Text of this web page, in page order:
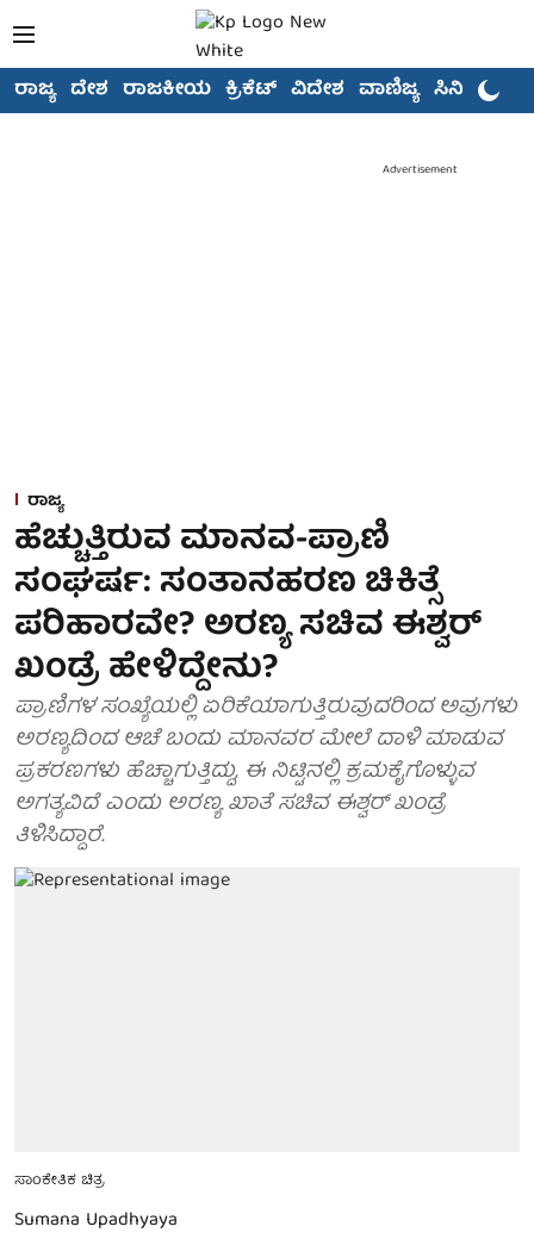
ರಾಜ್ಯ ದೇಶ ರಾಜಕೀಯ ಕ್ರಿಕೆಟ್ ವಿದೇಶ ವಾಣಿಜ್ಯ ಸಿನಿಮಾ
Advertisement
ರಾಜ್ಯ
ಹೆಚ್ಚುತ್ತಿರುವ ಮಾನವ-ಪ್ರಾಣಿ
ಸಂಘರ್ಷ: ಸಂತಾನಹರಣ ಚಿಕಿತ್ಸೆ
ಪರಿಹಾರವೇ? ಅರಣ್ಯ ಸಚಿವ ಈಶ್ವರ್
ಖಂಡ್ರೆ ಹೇಳಿದ್ದೇನು?
ಪ್ರಾಣಿಗಳ ಸಂಖ್ಯೆಯಲ್ಲಿ ಏರಿಕೆಯಾಗುತ್ತಿರುವುದರಿಂದ ಅವುಗಳು
ಅರಣ್ಯದಿಂದ ಆಚೆ ಬಂದು ಮಾನವರ ಮೇಲೆ ದಾಳಿ ಮಾಡುವ
ಪ್ರಕರಣಗಳು ಹೆಚ್ಚಾಗುತ್ತಿದ್ದು, ಈ ನಿಟ್ಟಿನಲ್ಲಿ ಕ್ರಮಕೈಗೊಳ್ಳುವ
ಅಗತ್ಯವಿದೆ ಎಂದು ಅರಣ್ಯ ಖಾತೆ ಸಚಿವ ಈಶ್ವರ್ ಖಂಡ್ರೆ
ತಿಳಿಸಿದ್ದಾರೆ.
ಸಾಂಕೇತಿಕ ಚಿತ್ರ
Sumana Upadhyaya